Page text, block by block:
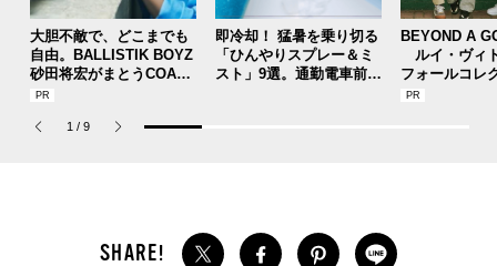
大胆不敵で、どこまでも
自由。BALLISTIK BOYZ
砂田将宏がまとうCOACH
の新作フレグランス「コ
パルファム」
即冷却！ 猛暑を乗り切る
「ひんやりスプレー＆ミ
スト」9選。通勤電車前、
BEYOND A
ルイ・ヴィ
フォールコレ
描くプレッピ
1 / 9